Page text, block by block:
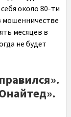
около 80-ти
мошенничестве
месяцев в
не будет